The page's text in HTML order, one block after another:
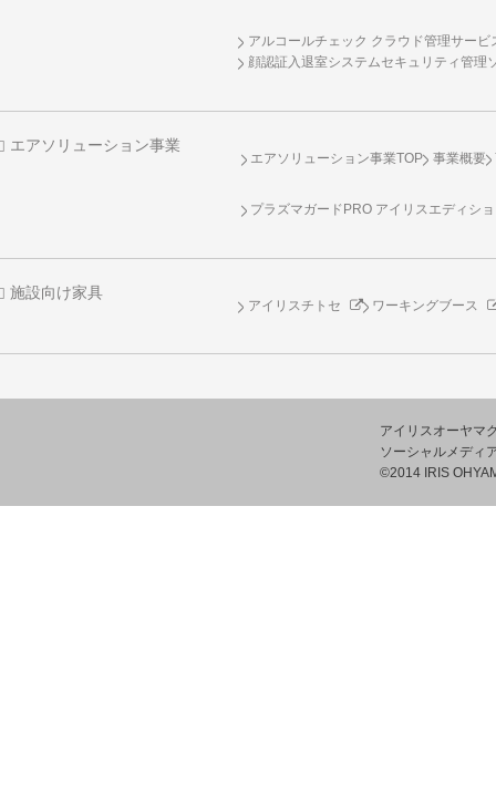
アルコールチェック クラウド管理サービ
顔認証入退室システムセキュリティ管理
エアソリューション事業
エアソリューション事業TOP 事業概要
プラズマガードPRO アイリスエディシ
施設向け家具
アイリスチトセ ワーキングブース
アイリスオーヤマ
ソーシャルメディ
©2014 IRIS